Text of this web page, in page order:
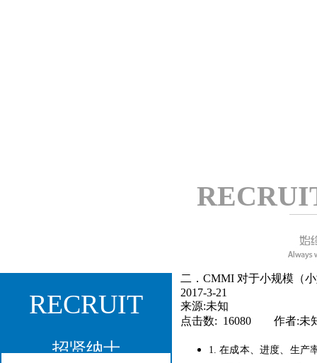
二．CMMI 对于小规模（
2017-3-21
来源:未知
点击数: 16080 作者:未
1. 在成本、进度、生产
RECRUIT
招贤纳士